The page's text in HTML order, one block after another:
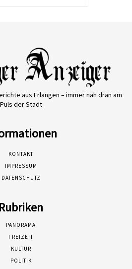
aus Erlangen – immer nah dran am
Puls der Stadt
KONTAKT
IMPRESSUM
DATENSCHUTZ
Rubriken
PANORAMA
FREIZEIT
KULTUR
POLITIK